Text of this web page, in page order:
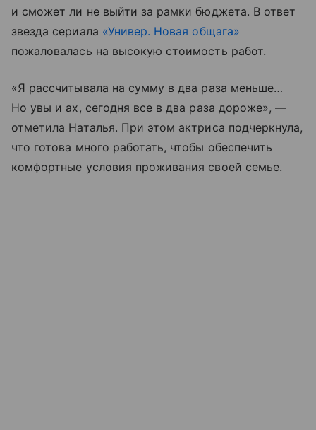
и сможет ли не выйти за рамки бюджета. В ответ
звезда сериала «Универ. Новая общага»
пожаловалась на высокую стоимость работ.
«Я рассчитывала на сумму в два раза меньше…
Но увы и ах, сегодня все в два раза дороже», —
отметила Наталья. При этом актриса подчеркнула,
что готова много работать, чтобы обеспечить
комфортные условия проживания своей семье.